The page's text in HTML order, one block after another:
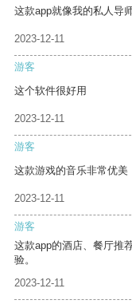
这款app就像我的私人导
2023-12-11
游客
这个软件很好用
2023-12-11
游客
这款游戏的音乐非常优美
2023-12-11
游客
这款app的酒店、餐厅推
验。
2023-12-11